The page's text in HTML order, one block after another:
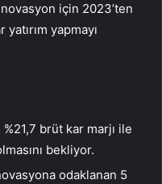
için 2023’ten
yapmayı
brüt kar marjı ile
bekliyor.
odaklanan 5